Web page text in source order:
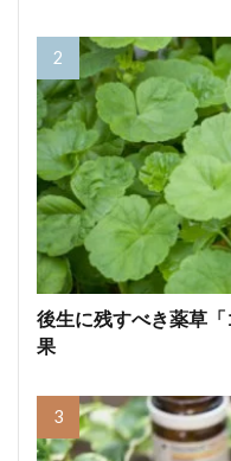
後生に残すべき薬草
果